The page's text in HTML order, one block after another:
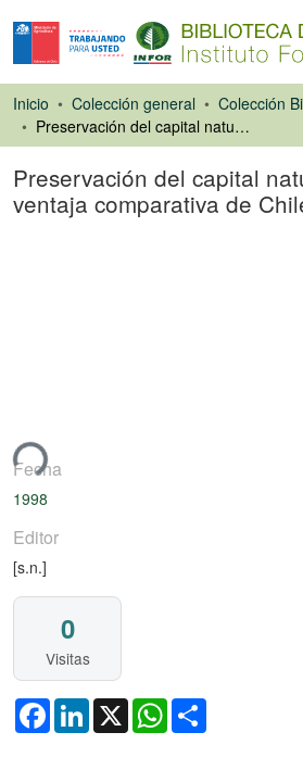
Inicio Colección general
Colección
Preservación del capital natural como ventaja comparativa de Chile
Preservación del capital
ventaja comparativa de
Fecha
1998
Editor
[s.n.]
0
Visitas
FacebookLinkedIn
X WhatsApp